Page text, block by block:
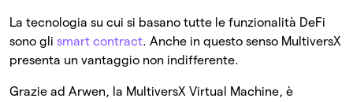
La tecnologia su cui si basano tutte le funzionalità DeFi
sono gli smart contract. Anche in questo senso MultiversX
presenta un vantaggio non indifferente.
Grazie ad Arwen, la MultiversX Virtual Machine, è